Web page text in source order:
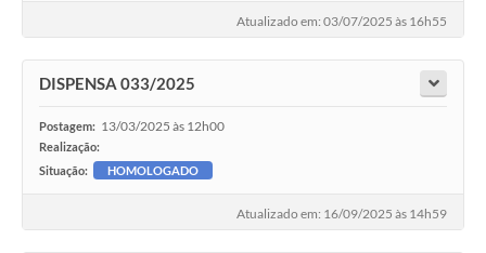
Atualizado em: 03/07/2025 às 16h55
DISPENSA 033/2025
Postagem: 13/03/2025 às 12h00
Realização:
Situação:
HOMOLOGADO
Atualizado em: 16/09/2025 às 14h59